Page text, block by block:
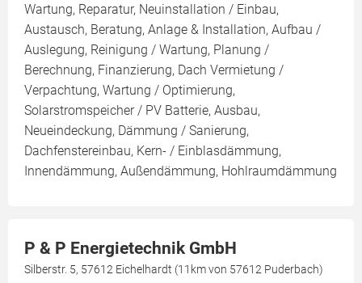
Wartung, Reparatur, Neuinstallation / Einbau,
Austausch, Beratung, Anlage & Installation, Aufbau /
Auslegung, Reinigung / Wartung, Planung /
Berechnung, Finanzierung, Dach Vermietung /
Verpachtung, Wartung / Optimierung,
Solarstromspeicher / PV Batterie, Ausbau,
Neueindeckung, Dämmung / Sanierung,
Dachfenstereinbau, Kern- / Einblasdämmung,
Innendämmung, Außendämmung, Hohlraumdämmung
P & P Energietechnik GmbH
Silberstr. 5, 57612 Eichelhardt (11km von 57612 Puderbach)